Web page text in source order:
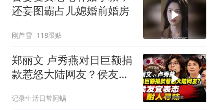
还妄图霸占儿媳婚前婚房
刚芦雪 118跟贴
郑丽文 卢秀燕对日巨额捐
款惹怒大陆网友？侯友宜
记录生活日常阿蜴